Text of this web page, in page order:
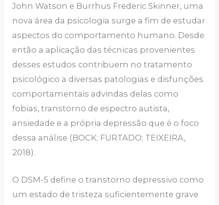
John Watson e Burrhus Frederic Skinner, uma
nova área da psicologia surge a fim de estudar
aspectos do comportamento humano. Desde
então a aplicação das técnicas provenientes
desses estudos contribuem no tratamento
psicológico a diversas patologias e disfunções
comportamentais advindas delas como
fobias, transtorno de espectro autista,
ansiedade e a própria depressão que é o foco
dessa análise (BOCK; FURTADO; TEIXEIRA,
2018).
O DSM-5 define o transtorno depressivo como
um estado de tristeza suficientemente grave